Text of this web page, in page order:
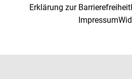
Erklärung zur Barrierefreiheit
Impressum